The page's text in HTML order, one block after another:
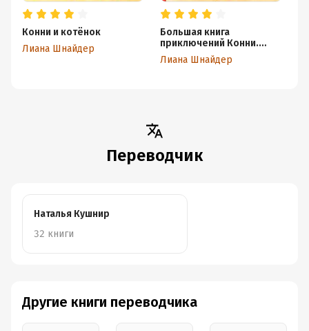
Конни и котёнок
Лиана Шнайдер
Большая книга
приключений Конни.
Безопасность
Лиана Шнайдер
Переводчик
Наталья Кушнир
32 книги
Другие книги переводчика